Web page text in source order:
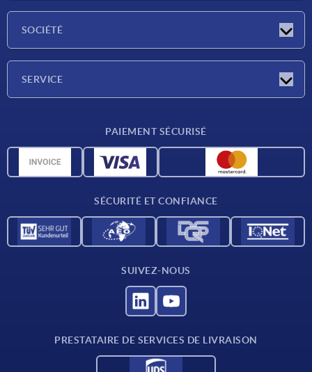
SOCIÉTÉ
SERVICE
Données CAO
PAIEMENT SÉCURISÉ
SÉCURITÉ ET CONFIANCE
SUIVEZ-NOUS
PRESTATAIRE DE SERVICES DE LIVRAISON